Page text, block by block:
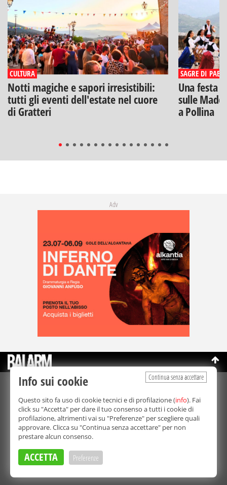
CULTURA
Notti magiche e sapori irresistibili:
tutti gli eventi dell'estate nel cuore
di Gratteri
SAGRE DI PAESE
Una festa
sulle
a Pollina
Adv
©Copyright 2003-2026
Bmedia Srl- P.IVA 07064240828
La riproduzione totale o parziale di tutti i contenuti, in qualunque
forma, su qualsiasi supporto è proibita.
Balarm.it è una testata giornalistica registrata. Autorizzazione del
Tribunale di Palermo n° 32 del 21/10/2003
Direttore responsabile:
Continua senza accettare
Info sui cookie
Questo sito fa uso di cookie tecnici e di profilazione (info). Fai
click su "Accetta" per dare il tuo consenso a tutti i cookie di
profilazione, altrimenti vai su "Preferenze" per scegliere quali
approvare. Clicca su "Continua senza accettare" per non
prestare alcun consenso.
ACCETTA Preferenze